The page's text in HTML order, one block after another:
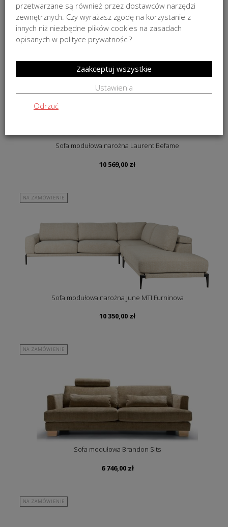
7 529,00 zł
NA ZAMÓWIENIE
Sofa modułowa narożna Laurent Befame
10 569,00 zł
NA ZAMÓWIENIE
Sofa modułowa narożna June MTI Furninova
10 350,00 zł
NA ZAMÓWIENIE
Sofa modułowa Brandon Sits
6 746,00 zł
NA ZAMÓWIENIE
przetwarzane są również przez dostawców narzędzi
zewnętrznych. Czy wyrażasz zgodę na korzystanie z
innych niż niezbędne plików cookies na zasadach
opisanych w polityce prywatności?
Ustawienia
Odrzuć
Zaakceptuj wszystkie